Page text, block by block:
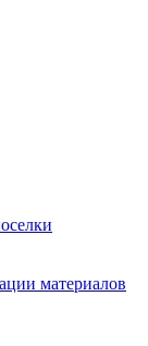
материалов